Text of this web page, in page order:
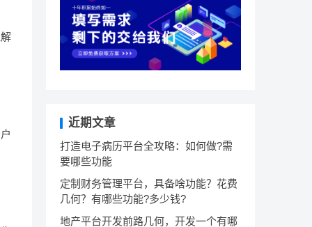
近期文章
打造电子病历平台全攻略：如何做?需
要哪些功能
定制财务管理平台，具备啥功能？花费
几何？有哪些功能?多少钱?
地产平台开发前路几何，开发一个有哪